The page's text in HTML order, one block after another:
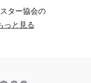
ター協会の
っと見る